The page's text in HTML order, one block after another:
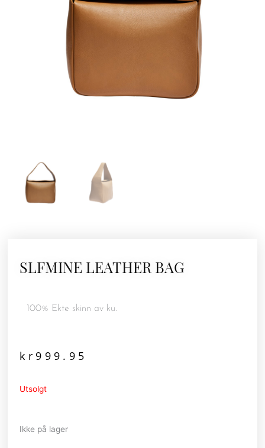
SLFMINE LEATHER BAG
100% Ekte skinn av ku.
kr 999.95
Utsolgt
Ikke på lager